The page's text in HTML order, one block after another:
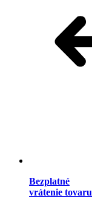
Bezplatné
vrátenie tovaru